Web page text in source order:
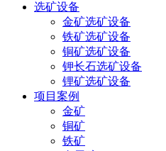
选矿设备
金矿选矿设备
铁矿选矿设备
铜矿选矿设备
钾长石选矿设备
锂矿选矿设备
项目案例
金矿
铜矿
铁矿